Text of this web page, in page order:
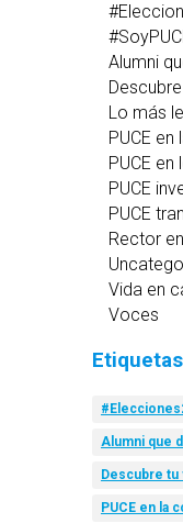
Alumni
Lo más
PUCE
PUCE
PUCE
PUCE
Rector
Vida en
Voces
Etiquetas
Alumni que
Descubre
PUCE en la